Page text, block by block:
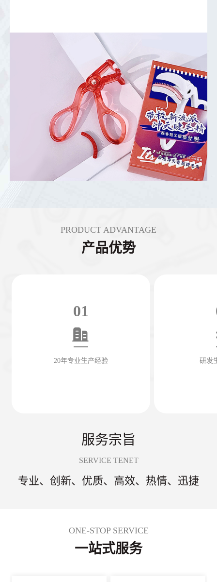
PRODUCT ADVANTAGE
产品优势
01
20年专业生产经验 研发
服务宗旨
SERVICE TENET
专业、创新、优质、高效、热情、迅捷
ONE-STOP SERVICE
一站式服务